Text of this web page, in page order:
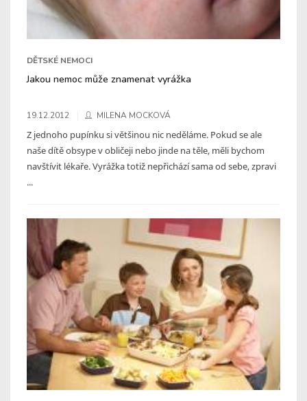
DĚTSKÉ NEMOCI
Jakou nemoc může znamenat vyrážka
19.12.2012 MILENA MOCKOVÁ
Z jednoho pupínku si většinou nic neděláme. Pokud se ale
naše dítě obsype v obličeji nebo jinde na těle, měli bychom
navštívit lékaře. Vyrážka totiž nepřichází sama od sebe, zpravi
...